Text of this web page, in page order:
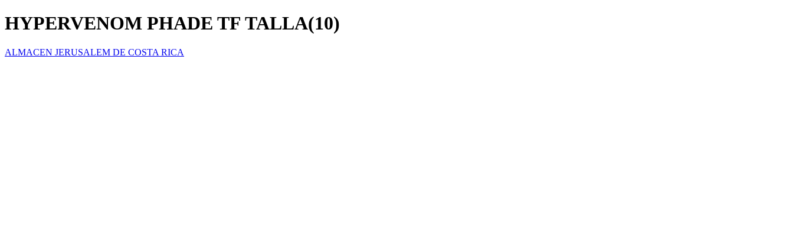
HYPERVENOM PHADE TF TALLA(10)
ALMACEN JERUSALEM DE COSTA RICA